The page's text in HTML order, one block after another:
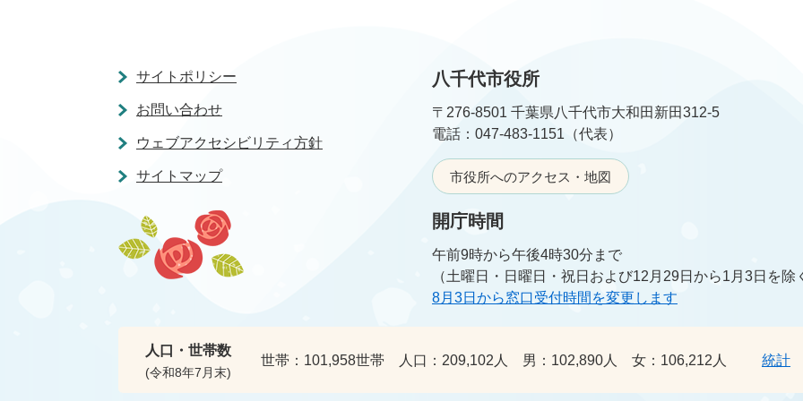
サイトポリシー
お問い合わせ
ウェブアクセシビリティ方針
サイトマップ
八千代市役所
〒276-8501 千葉県八千代市大和田新田312-5
電話：047-483-1151（代表）
市役所へのアクセス・地図
開庁時間
午前9時から午後4時30分まで
（土曜日・日曜日・祝日および12月29日から1月3日を除
8月3日から窓口受付時間を変更します
人口・世帯数
(令和8年7月末)
世帯： 101,958世帯 人口： 209,102人 男： 102,890人 女： 106,212人 統計